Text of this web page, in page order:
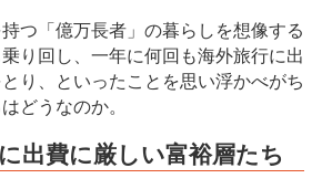
つ「億万長者」の暮らしを想像する
り回し、一年に何回も海外旅行に出
り、といったことを思い浮かべがち
どうなのか。
出費に厳しい富裕層たち